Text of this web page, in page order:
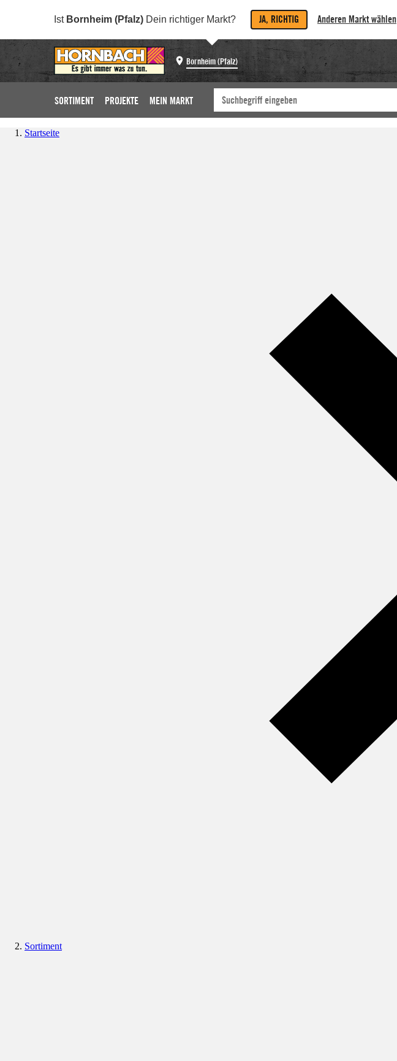
Ist Bornheim (Pfalz) Dein richtiger Markt? JA, RICHTIG Anderen Markt wählen
Bornheim (Pfalz)
SORTIMENT PROJEKTE MEIN MARKT
Startseite
Sortiment